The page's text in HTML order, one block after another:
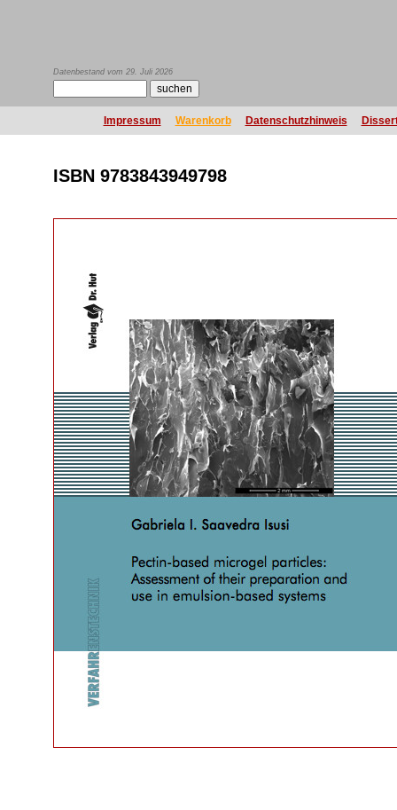
Datenbestand vom 29. Juli 2026
Impressum Warenkorb Datenschutzhinweis
ISBN 9783843949798